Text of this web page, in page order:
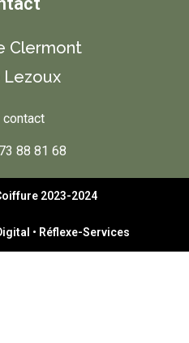
Clermont
Lezoux
contact
88 81 68
2023-2024
• Réflexe-Services